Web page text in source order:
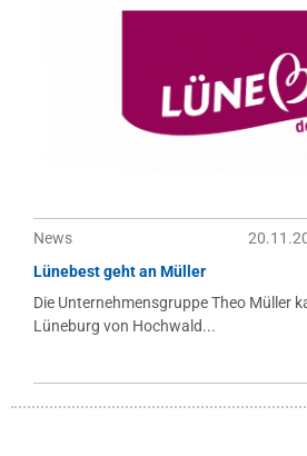
News
Lünebest geht an Müller
Die Unternehmensgruppe Theo Müller
Lüneburg von Hochwald...